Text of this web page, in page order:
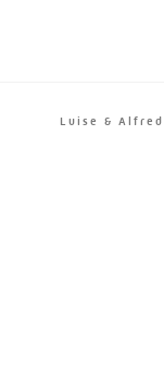
Luise & Alfred